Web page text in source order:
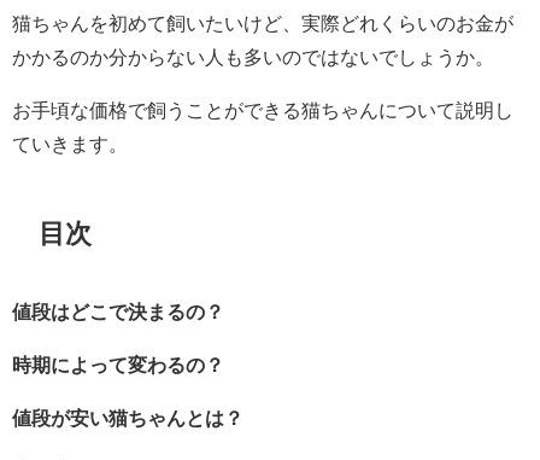
猫ちゃんを初めて飼いたいけど、実際どれくらいのお金が
かかるのか分からない人も多いのではないでしょうか。
お手頃な価格で飼うことができる猫ちゃんについて説明し
ていきます。
目次
値段はどこで決まるの？
時期によって変わるの？
値段が安い猫ちゃんとは？